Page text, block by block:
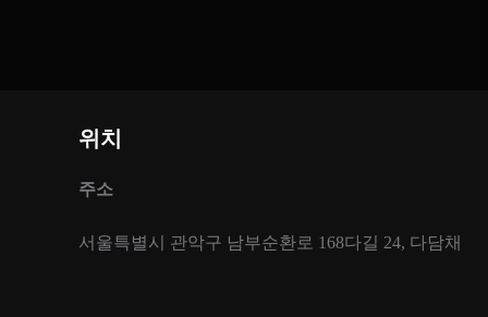
위치
주소
서울특별시 관악구 남부순환로 168다길 24, 다담채